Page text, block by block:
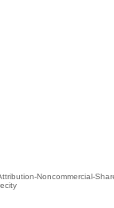
Noncommercial-